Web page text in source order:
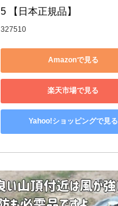
5 【日本正規品】
327510
Amazonで見る
楽天市場で見る
Yahoo!ショッピングで見る